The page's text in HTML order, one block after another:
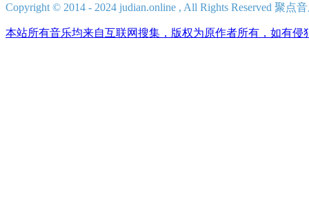
Copyright © 2014 - 2024 judian.online , All Rights Reserved 聚点
本站所有音乐均来自互联网搜集，版权为原作者所有，如有侵